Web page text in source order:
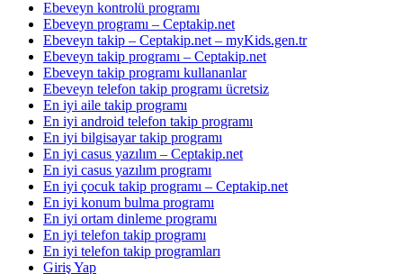
Ebeveyn kontrolü programı
Ebeveyn programı – Ceptakip.net
Ebeveyn takip – Ceptakip.net – myKids.gen.tr
Ebeveyn takip programı – Ceptakip.net
Ebeveyn takip programı kullananlar
Ebeveyn telefon takip programı ücretsiz
En iyi aile takip programı
En iyi android telefon takip programı
En iyi bilgisayar takip programı
En iyi casus yazılım – Ceptakip.net
En iyi casus yazılım programı
En iyi çocuk takip programı – Ceptakip.net
En iyi konum bulma programı
En iyi ortam dinleme programı
En iyi telefon takip programı
En iyi telefon takip programları
Giriş Yap